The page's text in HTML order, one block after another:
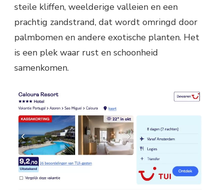
steile kliffen, weelderige valleien en een
prachtig zandstrand, dat wordt omringd door
palmbomen en andere exotische planten. Het
is een plek waar rust en schoonheid
samenkomen.